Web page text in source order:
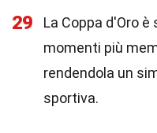
29
La Coppa d'Oro
momenti più
rendendola un
sportiva.